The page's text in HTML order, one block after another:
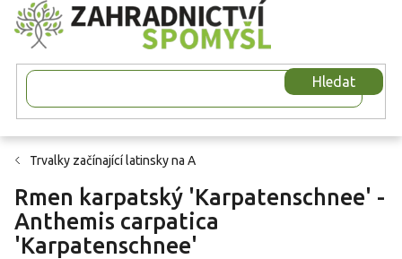
Přejít
na
obsah
Hledat
Trvalky začínající latinsky na A
Rmen karpatský 'Karpatenschnee' -
Anthemis carpatica
'Karpatenschnee'